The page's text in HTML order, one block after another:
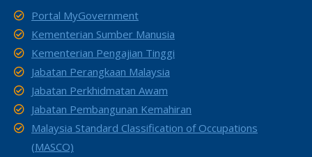
Portal MyGovernment
Kementerian Sumber Manusia
Kementerian Pengajian Tinggi
Jabatan Perangkaan Malaysia
Jabatan Perkhidmatan Awam
Jabatan Pembangunan Kemahiran
Malaysia Standard Classification of Occupations
(MASCO)